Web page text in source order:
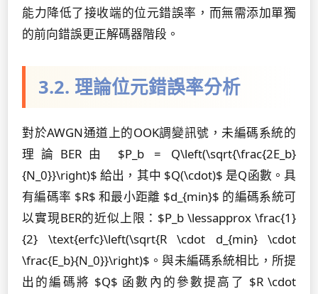
能力降低了接收端的位元錯誤率，而無需添加單獨
的前向錯誤更正解碼器階段。
3.2. 理論位元錯誤率分析
對於AWGN通道上的OOK調變訊號，未編碼系統的
理論BER由 $P_b = Q\left(\sqrt{\frac{2E_b}
{N_0}}\right)$ 給出，其中 $Q(\cdot)$ 是Q函數。具
有編碼率 $R$ 和最小距離 $d_{min}$ 的編碼系統可
以實現BER的近似上限：$P_b \lessapprox \frac{1}
{2} \text{erfc}\left(\sqrt{R \cdot d_{min} \cdot
\frac{E_b}{N_0}}\right)$。與未編碼系統相比，所提
出的編碼將 $Q$ 函數內的參數提高了 $R \cdot